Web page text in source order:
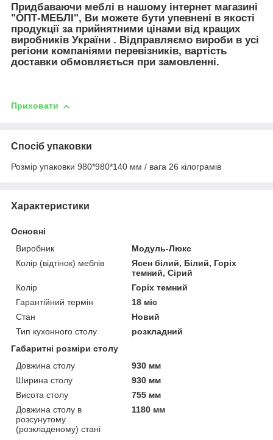
Придбаваючи меблі в нашому інтернет магазині
"ОПТ-МЕБЛІ", Ви можете бути упевнені в якості
продукції за прийнятними цінами від кращих
виробників України . Відправляємо вироби в усі
регіони компаніями перевізників, вартість
доставки обмовляється при замовленні.
Приховати
Спосіб упаковки
Розмір упаковки 980*980*140 мм / вага 26 кілограмів
Характеристики
Основні
Виробник
Модуль-Люкс
Колір (відтінок) меблів
Ясен білий, Білий, Горіх
темний, Сірий
Колір
Горіх темний
Гарантійний термін
18 міс
Стан
Новий
Тип кухонного столу
розкладний
Габаритні розміри столу
Довжина столу
930 мм
Ширина столу
930 мм
Висота столу
755 мм
Довжина столу в
розсунутому
(розкладеному) стані
1180 мм